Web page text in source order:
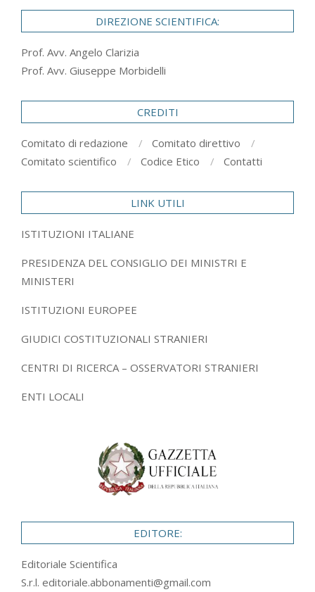
DIREZIONE SCIENTIFICA:
Prof. Avv. Angelo Clarizia
Prof. Avv. Giuseppe Morbidelli
CREDITI
Comitato di redazione
Comitato direttivo
Comitato scientifico
Codice Etico Contatti
LINK UTILI
ISTITUZIONI ITALIANE
PRESIDENZA DEL CONSIGLIO DEI MINISTRI E
MINISTERI
ISTITUZIONI EUROPEE
GIUDICI COSTITUZIONALI STRANIERI
CENTRI DI RICERCA – OSSERVATORI STRANIERI
ENTI LOCALI
EDITORE:
Editoriale Scientifica
S.r.l. editoriale.abbonamenti@gmail.com